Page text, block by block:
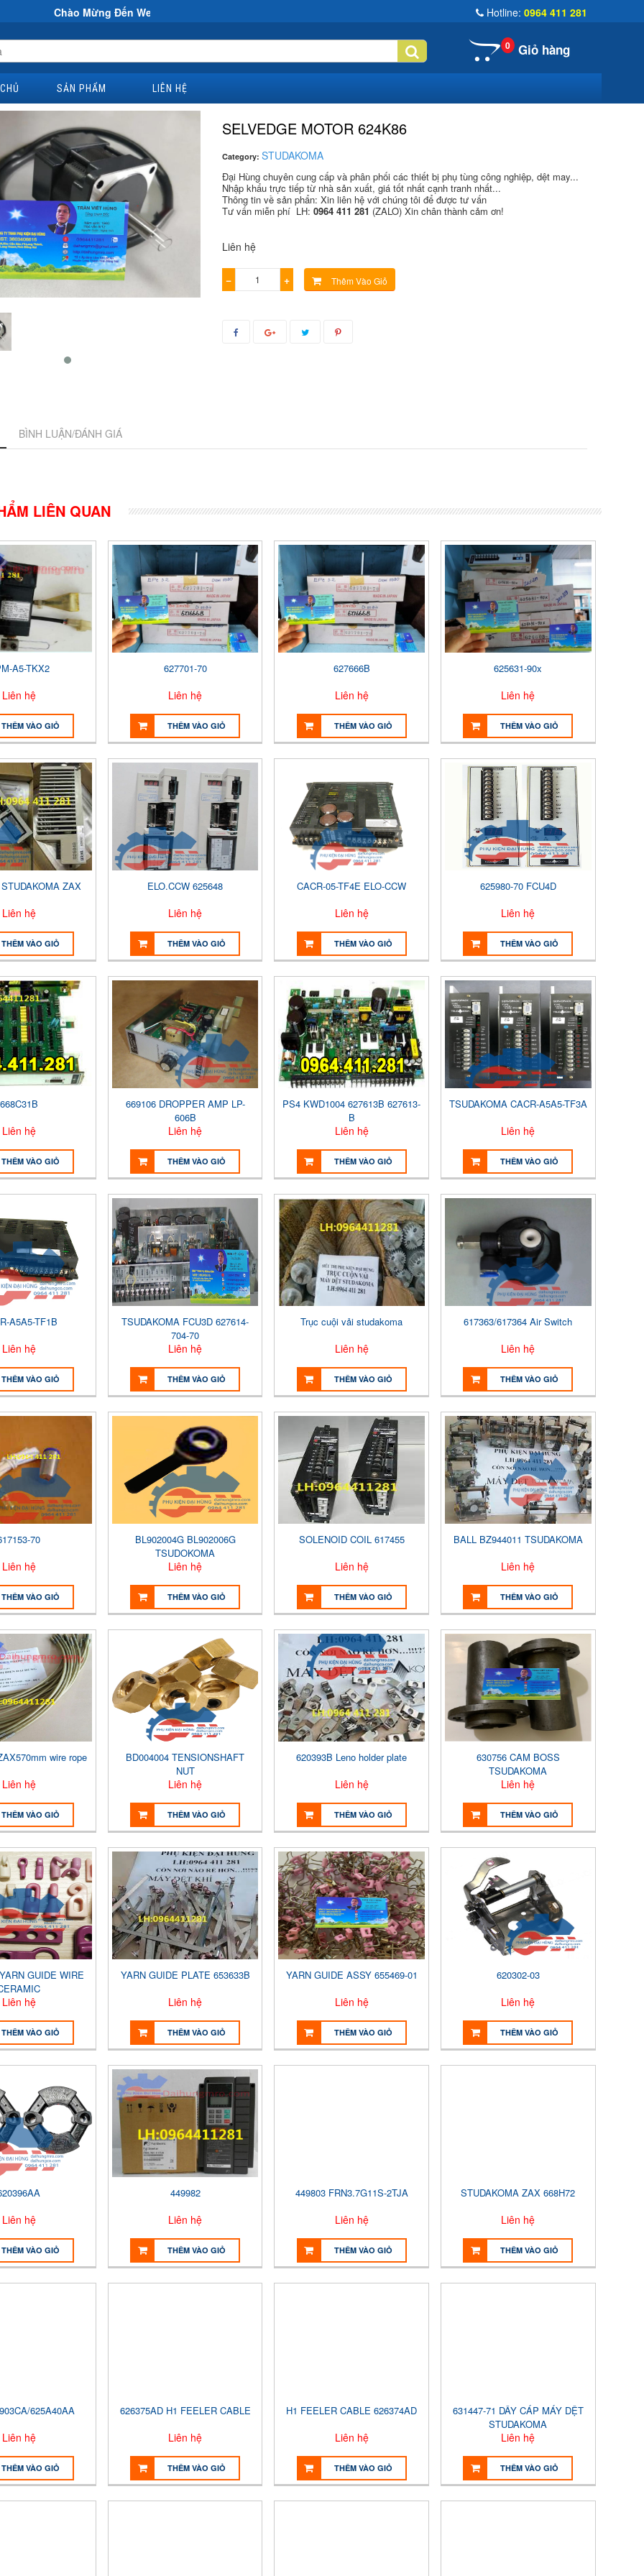
Mừng Đến Website Đại Hùng Co Hotline: 0964 411 281
0 Giỏ hàng
SẢN PHẨM LIÊN HỆ
SELVEDGE MOTOR 624K86
Category: STUDAKOMA
Đại Hùng chuyên cung cấp và phân phối các thiết bị phụ tùng công nghiệp, dệt may...
Nhập khẩu trực tiếp từ nhà sản xuất, giá tốt nhất cạnh tranh nhất...
Thông tin về sản phẩn: Xin liên hệ với chúng tôi để được tư vấn
Tư vấn miễn phí LH: 0964 411 281 (ZALO) Xin chân thành cảm ơn!
Liên hệ
− + Thêm Vào Giỏ
BÌNH LUẬN/ĐÁNH GIÁ
LIÊN QUAN
A5-TKX2
Liên hệ
THÊM VÀO GIỎ
627701-70
Liên hệ
THÊM VÀO GIỎ
627666B
Liên hệ
THÊM VÀO GIỎ
625631-90x
Liên hệ
THÊM VÀO GIỎ
ZAX
Liên hệ
THÊM VÀO GIỎ
ELO.CCW 625648
Liên hệ
THÊM VÀO GIỎ
CACR-05-TF4E ELO-CCW
Liên hệ
THÊM VÀO GIỎ
625980-70 FCU4D
Liên hệ
THÊM VÀO GIỎ
668C31B
Liên hệ
THÊM VÀO GIỎ
669106 DROPPER AMP LP-
606B
Liên hệ
THÊM VÀO GIỎ
PS4 KWD1004 627613B 627613-
B
Liên hệ
THÊM VÀO GIỎ
TSUDAKOMA CACR-A5A5-TF3A
Liên hệ
THÊM VÀO GIỎ
A5A5-TF1B
Liên hệ
THÊM VÀO GIỎ
TSUDAKOMA FCU3D 627614-
704-70
Liên hệ
THÊM VÀO GIỎ
Trục cuội vải studakoma
Liên hệ
THÊM VÀO GIỎ
617363/617364 Air Switch
Liên hệ
THÊM VÀO GIỎ
70
Liên hệ
THÊM VÀO GIỎ
BL902004G BL902006G
TSUDOKOMA
Liên hệ
THÊM VÀO GIỎ
SOLENOID COIL 617455
Liên hệ
THÊM VÀO GIỎ
BALL BZ944011 TSUDAKOMA
Liên hệ
THÊM VÀO GIỎ
wire rope
Liên hệ
THÊM VÀO GIỎ
BD004004 TENSIONSHAFT
NUT
Liên hệ
THÊM VÀO GIỎ
620393B Leno holder plate
Liên hệ
THÊM VÀO GIỎ
630756 CAM BOSS
TSUDAKOMA
Liên hệ
THÊM VÀO GIỎ
GUIDE WIRE
Liên hệ
THÊM VÀO GIỎ
YARN GUIDE PLATE 653633B
Liên hệ
THÊM VÀO GIỎ
YARN GUIDE ASSY 655469-01
Liên hệ
THÊM VÀO GIỎ
620302-03
Liên hệ
THÊM VÀO GIỎ
Liên hệ
THÊM VÀO GIỎ
449982
Liên hệ
THÊM VÀO GIỎ
449803 FRN3.7G11S-2TJA
Liên hệ
THÊM VÀO GIỎ
STUDAKOMA ZAX 668H72
Liên hệ
THÊM VÀO GIỎ
625A40AA
Liên hệ
THÊM VÀO GIỎ
626375AD H1 FEELER CABLE
Liên hệ
THÊM VÀO GIỎ
H1 FEELER CABLE 626374AD
Liên hệ
THÊM VÀO GIỎ
631447-71 DÂY CÁP MÁY DỆT
STUDAKOMA
Liên hệ
THÊM VÀO GIỎ